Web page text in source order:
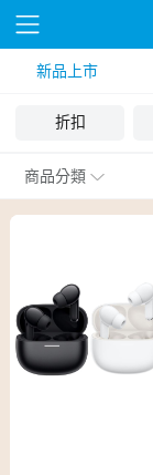
新品上市
折扣
商品分類